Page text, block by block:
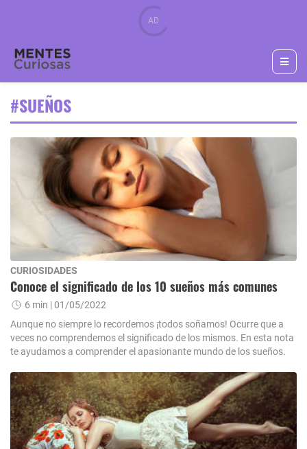
#SUEÑOS
CURIOSIDADES
Conoce el significado de los 10 sueños más comunes
6 min | 01/05/2022
Aunque no siempre lo recordemos ¡todos soñamos! Ocurre que a
veces no comprendemos el significado de los mismos. En esta nota
te ayudamos a comprender el apasionante mundo de los sueños.